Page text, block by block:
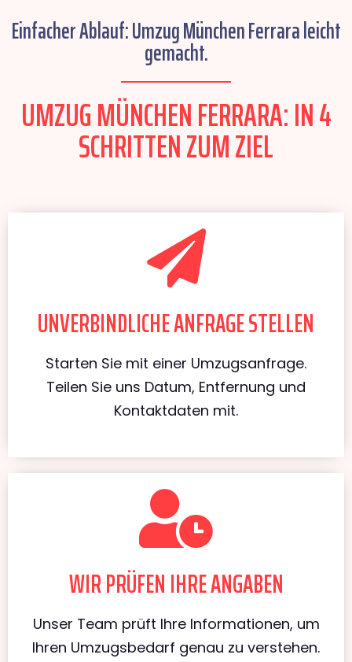
Einfacher Ablauf: Umzug München Ferrara leicht
gemacht.
UMZUG MÜNCHEN FERRARA: IN 4
SCHRITTEN ZUM ZIEL
UNVERBINDLICHE ANFRAGE STELLEN
Starten Sie mit einer Umzugsanfrage.
Teilen Sie uns Datum, Entfernung und
Kontaktdaten mit.
WIR PRÜFEN IHRE ANGABEN
Unser Team prüft Ihre Informationen, um
Ihren Umzugsbedarf genau zu verstehen.